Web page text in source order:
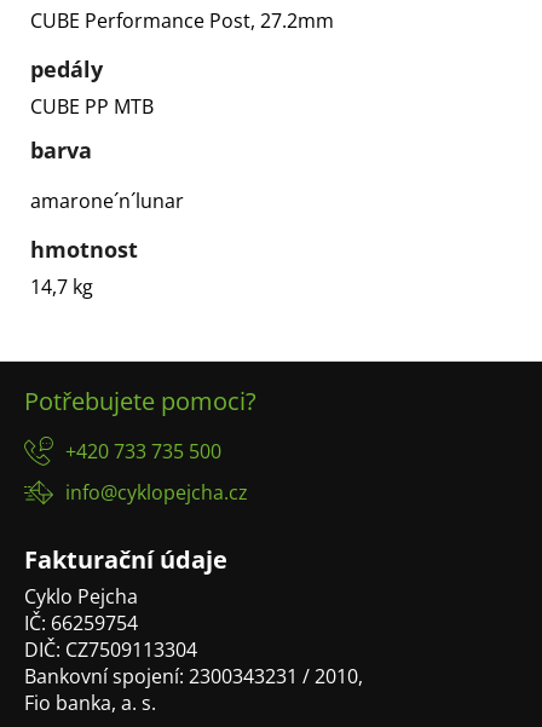
CUBE Performance Post, 27.2mm
pedály
CUBE PP MTB
barva
amarone´n´lunar
hmotnost
14,7 kg
Z
Potřebujete pomoci?
+420 733 735 500
info@cyklopejcha.cz
Fakturační údaje
Cyklo Pejcha
IČ: 66259754
DIČ: CZ7509113304
Bankovní spojení: 2300343231 / 2010,
Fio banka, a. s.